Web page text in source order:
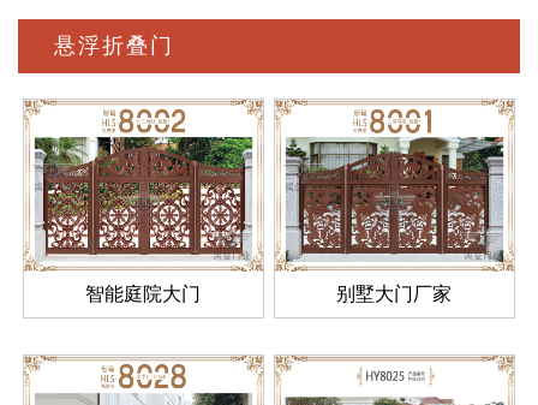
悬浮折叠门
智能庭院大门 别墅大门厂家